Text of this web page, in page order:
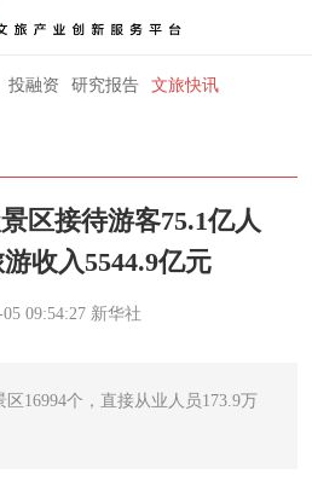
投融资 研究报告 文旅快讯
区接待游客75.1亿人
收入5544.9亿元
09:54:27 新华社
16994个，直接从业人员173.9万